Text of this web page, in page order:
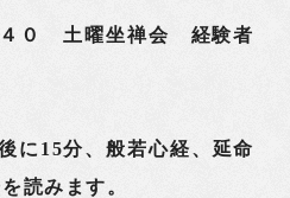
４０ 土曜坐禅会 経験者
に15分、般若心経、延命
読みます。